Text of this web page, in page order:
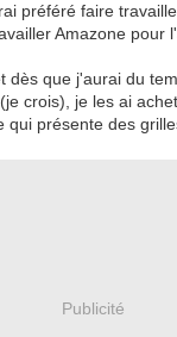
préféré faire
Amazone pour
dès que j'aurai du
crois), je les ai
qui présente des
Publicité